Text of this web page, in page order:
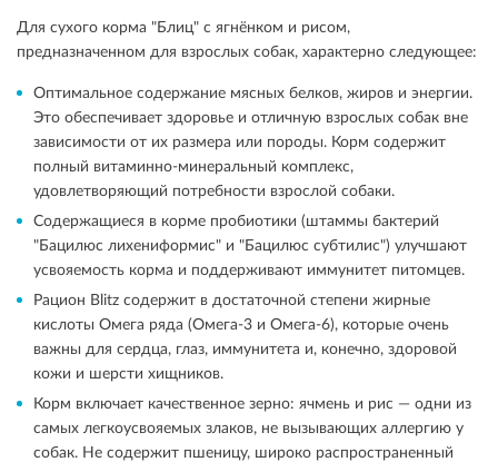
Для сухого корма "Блиц" с ягнёнком и рисом,
предназначенном для взрослых собак, характерно следующее:
Оптимальное содержание мясных белков, жиров и энергии.
Это обеспечивает здоровье и отличную взрослых собак вне
зависимости от их размера или породы. Корм содержит
полный витаминно-минеральный комплекс,
удовлетворяющий потребности взрослой собаки.
Содержащиеся в корме пробиотики (штаммы бактерий
"Бацилюс лихениформис" и "Бацилюс субтилис") улучшают
усвояемость корма и поддерживают иммунитет питомцев.
Рацион Blitz содержит в достаточной степени жирные
кислоты Омега ряда (Омега-3 и Омега-6), которые очень
важны для сердца, глаз, иммунитета и, конечно, здоровой
кожи и шерсти хищников.
Корм включает качественное зерно: ячмень и рис — одни из
самых легкоусвояемых злаков, не вызывающих аллергию у
собак. Не содержит пшеницу, широко распространенный